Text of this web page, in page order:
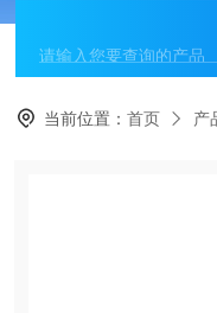
当前位置：首页 产